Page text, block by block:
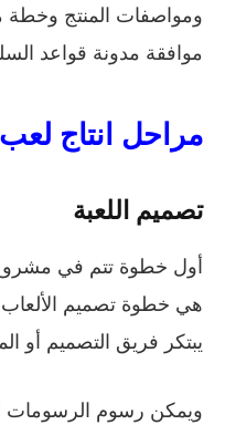
ومواصفات المنتج وخطة
موافقة مدونة قواعد
مراحل انتاج
تصميم اللعبة
أول خطوة تتم في
هي خطوة تصميم
يبتكر فريق التصميم أو
ويمكن رسوم الرسومات